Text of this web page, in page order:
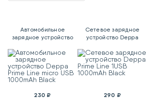
Автомобильное
зарядное устройство
USB 1000mAh Black
230 ₽
Сетевое зарядное
устройство Deppa
1000mAh Black
290 ₽